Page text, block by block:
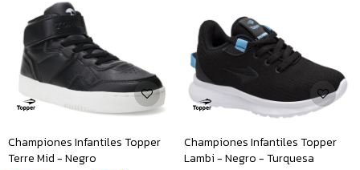
Championes Infantiles Topper
Terre Mid - Negro
Championes Infantiles Topper
Lambi - Negro - Turquesa